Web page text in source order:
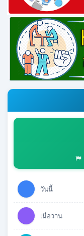
วันนี้
เมื่อวาน